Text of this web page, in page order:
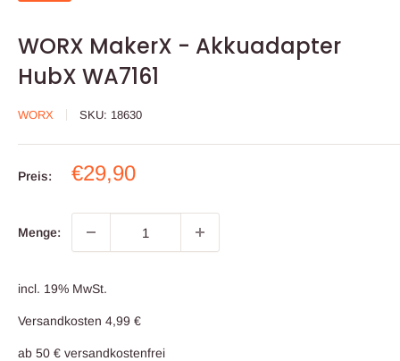
WORX MakerX - Akkuadapter
HubX WA7161
WORX SKU: 18630
Preis: Sonderpreis
€29,90
Menge:
incl. 19% MwSt.
Versandkosten 4,99 €
ab 50 € versandkostenfrei